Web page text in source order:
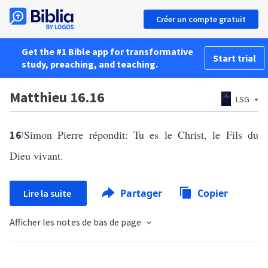
Créer un compte gratuit
Get the #1 Bible app for transformative
study, preaching, and teaching.
Start trial
Matthieu 16.16 LSG
16jSimon Pierre répondit: Tu es le Christ, le Fils du
Dieu vivant.
Lire la suite Partager Copier
Afficher les notes de bas de page